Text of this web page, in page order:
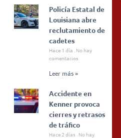
Policía Estatal de
Louisiana abre
reclutamiento de
cadetes
Hace 1 día
No hay
comentarios
Leer más »
Accidente en
Kenner provoca
cierres y retrasos
de tráfico
Hace 2 días
No hay